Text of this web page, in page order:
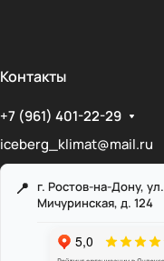
Контакты
+7 (961) 401-22-29
iceberg_klimat@mail.ru
г. Ростов-на-Дону, ул.
Мичуринская, д. 124